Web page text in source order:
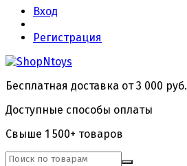
Вход
Регистрация
Бесплатная доставка от 3 000 руб.
Доступные способы оплаты
Свыше 1 500+ товаров